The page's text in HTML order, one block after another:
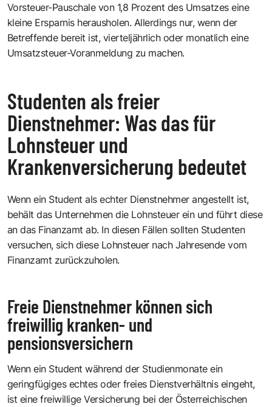
Vorsteuer-Pauschale von 1,8 Prozent des Umsatzes eine
kleine Ersparnis herausholen. Allerdings nur, wenn der
Betreffende bereit ist, vierteljährlich oder monatlich eine
Umsatzsteuer-Voranmeldung zu machen.
Studenten als freier
Dienstnehmer: Was das für
Lohnsteuer und
Krankenversicherung bedeutet
Wenn ein Student als echter Dienstnehmer angestellt ist,
behält das Unternehmen die Lohnsteuer ein und führt diese
an das Finanzamt ab. In diesen Fällen sollten Studenten
versuchen, sich diese Lohnsteuer nach Jahresende vom
Finanzamt zurückzuholen.
Freie Dienstnehmer können sich
freiwillig kranken- und
pensionsversichern
Wenn ein Student während der Studienmonate ein
geringfügiges echtes oder freies Dienstverhältnis eingeht,
ist einefreiwillige Versicherung bei der Österreichischen